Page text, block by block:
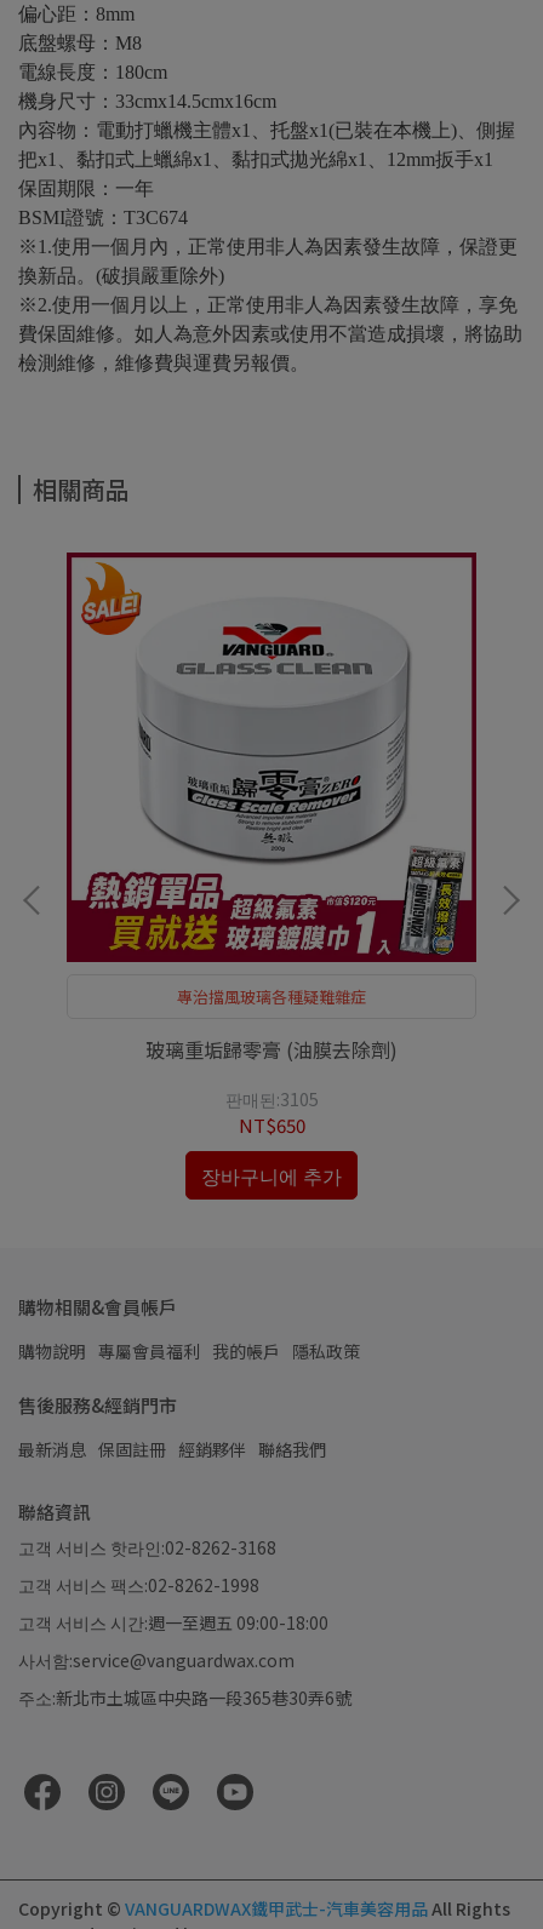
偏心距：8mm
底盤螺母：M8
電線長度：180cm
機身尺寸：33cmx14.5cmx16cm
內容物：電動打蠟機主體x1、托盤x1(已裝在本機上)、側握
把x1、黏扣式上蠟綿x1、黏扣式拋光綿x1、12mm扳手x1
保固期限：一年
BSMI證號：T3C674
※1.使用一個月內，正常使用非人為因素發生故障，保證更
換新品。(破損嚴重除外)
※2.使用一個月以上，正常使用非人為因素發生故障，享免
費保固維修。如人為意外因素或使用不當造成損壞，將協助
檢測維修，維修費與運費另報價。
相關商品
專治擋風玻璃各種疑難雜症
玻璃重垢歸零膏 (油膜去除劑)
판매된:3105
NT$650
장바구니에 추가
購物相關&會員帳戶
購物說明 專屬會員福利 我的帳戶 隱私政策
售後服務&經銷門市
最新消息 保固註冊 經銷夥伴 聯絡我們
聯絡資訊
고객 서비스 핫라인:02-8262-3168
고객 서비스 팩스:02-8262-1998
고객 서비스 시간:週一至週五 09:00-18:00
사서함:service@vanguardwax.com
주소:新北市土城區中央路一段365巷30弄6號
Copyright © VANGUARDWAX鐵甲武士-汽車美容用品All Rights